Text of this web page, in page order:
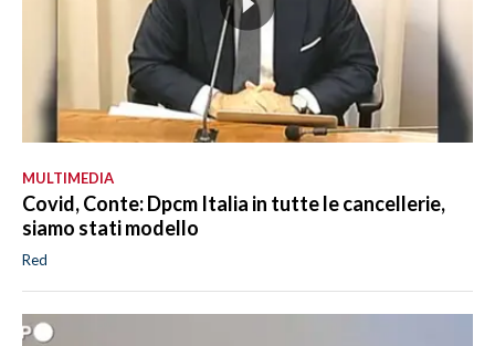
MULTIMEDIA
Covid, Conte: Dpcm Italia in tutte le cancellerie,
siamo stati modello
Red